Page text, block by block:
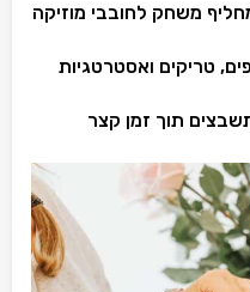
משחק לחובבי מוזיקה
טריקים ואסטרטגיות
תוך זמן קצר